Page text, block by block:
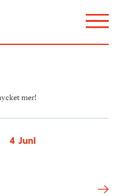
mer!
4 Juni